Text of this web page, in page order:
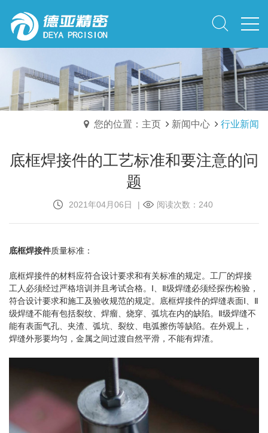
您的位置：主页 新闻中心 行业新闻
底框焊接件的工艺标准和要注意的问
题
2021年04月06日 | 阅读次数：240
底框焊接件质量标准：
底框焊接件的材料应符合设计要求和有关标准的规定。工厂的焊接
工人必须经过严格培训并且考试合格。Ⅰ、Ⅱ级焊缝必须经探伤检验，
符合设计要求和施工及验收规范的规定。底框焊接件的焊缝表面Ⅰ、Ⅱ
级焊缝不能有包括裂纹、焊瘤、烧穿、弧坑在内的缺陷。Ⅱ级焊缝不
能有表面气孔、夹渣、弧坑、裂纹、电弧擦伤等缺陷。在外观上，
焊缝外形要均匀，金属之间过渡自然平滑，不能有焊渣。